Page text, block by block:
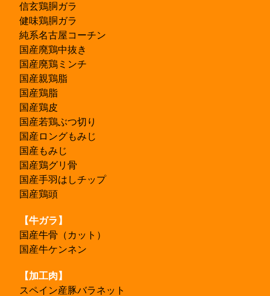
信玄鶏胴ガラ
健味鶏胴ガラ
純系名古屋コーチン
国産廃鶏中抜き
国産廃鶏ミンチ
国産親鶏脂
国産鶏脂
国産鶏皮
国産若鶏ぶつ切り
国産ロングもみじ
国産もみじ
国産鶏グリ骨
国産手羽はしチップ
国産鶏頭
【牛ガラ】
国産牛骨（カット）
国産牛ケンネン
【加工肉】
スペイン産豚バラネット